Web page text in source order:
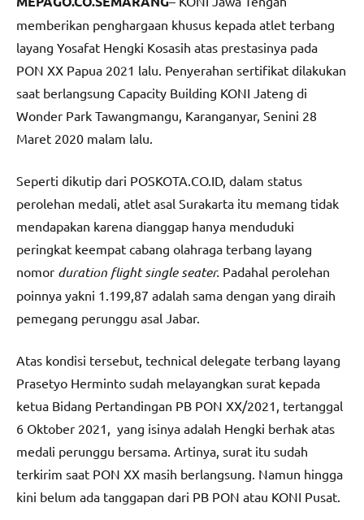
memberikan penghargaan khusus kepada atlet terbang
layang Yosafat Hengki Kosasih atas prestasinya pada
PON XX Papua 2021 lalu. Penyerahan sertifikat dilakukan
saat berlangsung Capacity Building KONI Jateng di
Wonder Park Tawangmangu, Karanganyar, Senini 28
Maret 2020 malam lalu.
Seperti dikutip dari POSKOTA.CO.ID, dalam status
perolehan medali, atlet asal Surakarta itu memang tidak
mendapakan karena dianggap hanya menduduki
peringkat keempat cabang olahraga terbang layang
nomor duration flight single seater. Padahal perolehan
poinnya yakni 1.199,87 adalah sama dengan yang diraih
pemegang perunggu asal Jabar.
Atas kondisi tersebut, technical delegate terbang layang
Prasetyo Herminto sudah melayangkan surat kepada
ketua Bidang Pertandingan PB PON XX/2021, tertanggal
6 Oktober 2021, yang isinya adalah Hengki berhak atas
medali perunggu bersama. Artinya, surat itu sudah
terkirim saat PON XX masih berlangsung. Namun hingga
kini belum ada tanggapan dari PB PON atau KONI Pusat.